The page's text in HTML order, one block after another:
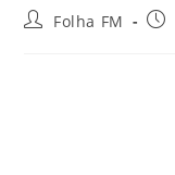
Folha FM